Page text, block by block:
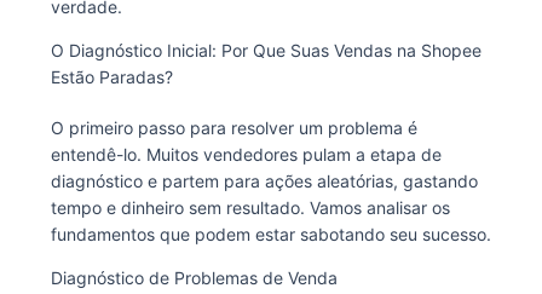
verdade.
O Diagnóstico Inicial: Por Que Suas Vendas na Shopee
Estão Paradas?
O primeiro passo para resolver um problema é
entendê-lo. Muitos vendedores pulam a etapa de
diagnóstico e partem para ações aleatórias, gastando
tempo e dinheiro sem resultado. Vamos analisar os
fundamentos que podem estar sabotando seu sucesso.
Diagnóstico de Problemas de Venda